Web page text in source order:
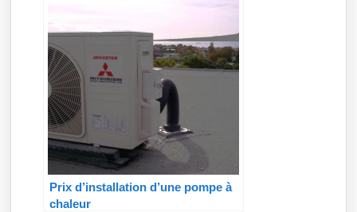
Prix d’installation d’une pompe à
chaleur